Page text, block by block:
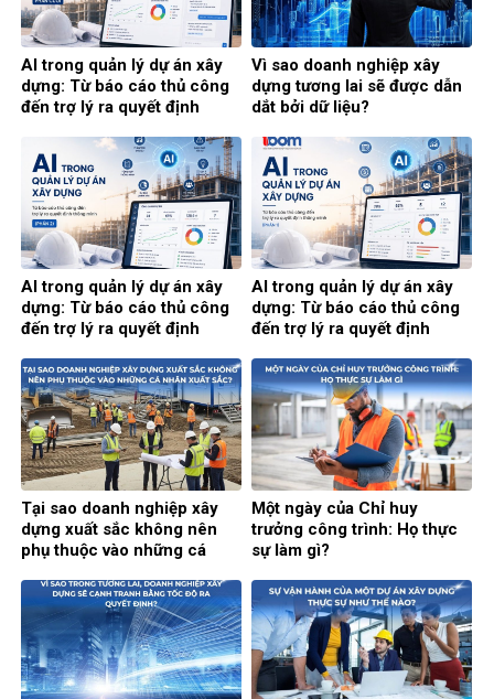
AI trong quản lý dự án xây
dựng: Từ báo cáo thủ công
đến trợ lý ra quyết định
Vì sao doanh nghiệp xây
dựng tương lai sẽ được dẫn
dắt bởi dữ liệu?
AI trong quản lý dự án xây
dựng: Từ báo cáo thủ công
đến trợ lý ra quyết định
AI trong quản lý dự án xây
dựng: Từ báo cáo thủ công
đến trợ lý ra quyết định
Tại sao doanh nghiệp xây
dựng xuất sắc không nên
phụ thuộc vào những cá
Một ngày của Chỉ huy
trưởng công trình: Họ thực
sự làm gì?